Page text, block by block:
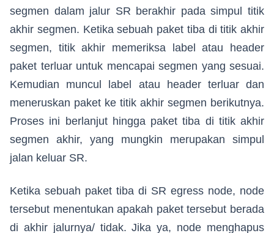
segmen dalam jalur SR berakhir pada simpul titik
akhir segmen. Ketika sebuah paket tiba di titik akhir
segmen, titik akhir memeriksa label atau header
paket terluar untuk mencapai segmen yang sesuai.
Kemudian muncul label atau header terluar dan
meneruskan paket ke titik akhir segmen berikutnya.
Proses ini berlanjut hingga paket tiba di titik akhir
segmen akhir, yang mungkin merupakan simpul
jalan keluar SR.
Ketika sebuah paket tiba di SR egress node, node
tersebut menentukan apakah paket tersebut berada
di akhir jalurnya/ tidak. Jika ya, node menghapus